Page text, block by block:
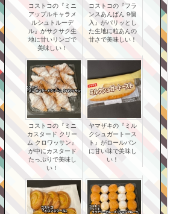
コストコの『ミニ
アップルキャラメ
ルシュトルーデ
ル』がサクサク生
地に甘いリンゴで
美味しい！
コストコの『フラ
ンスあんぱん 9個
入』がパリッとし
た生地に粒あんの
甘さで美味しい！
コストコの『ミニ
カスタード クリー
ム クロワッサン』
が中にカスタード
たっぷりで美味し
い！
ヤマザキの『ミル
クシュガートース
ト』がロールパン
に甘い味で美味し
い！